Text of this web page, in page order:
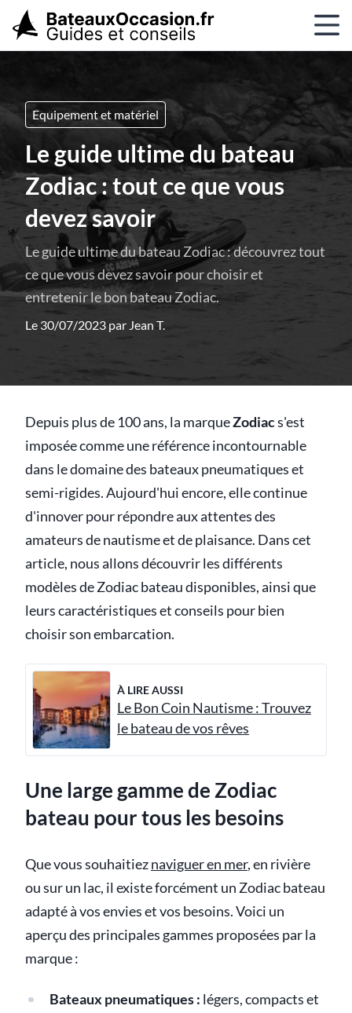
Equipement et matériel
Le guide ultime du bateau
Zodiac : tout ce que vous
devez savoir
Le guide ultime du bateau Zodiac : découvrez tout
ce que vous devez savoir pour choisir et
entretenir le bon bateau Zodiac.
Le 30/07/2023 par Jean T.
Depuis plus de 100 ans, la marqueZodiacs'est
imposée comme une référence incontournable
dans le domaine des bateaux pneumatiques et
semi-rigides. Aujourd'hui encore, elle continue
d'innover pour répondre aux attentes des
amateurs de nautisme et de plaisance. Dans cet
article, nous allons découvrir les différents
modèles de Zodiac bateau disponibles, ainsi que
leurs caractéristiques et conseils pour bien
choisir son embarcation.
À LIRE AUSSI
Le Bon Coin Nautisme : Trouvez
le bateau de vos rêves
Une large gamme de Zodiac
bateau pour tous les besoins
Que vous souhaitieznaviguer en mer, en rivière
ou sur un lac, il existe forcément un Zodiac bateau
adapté à vos envies et vos besoins. Voici un
aperçu des principales gammes proposées par la
marque :
Bateaux pneumatiques : légers, compacts et